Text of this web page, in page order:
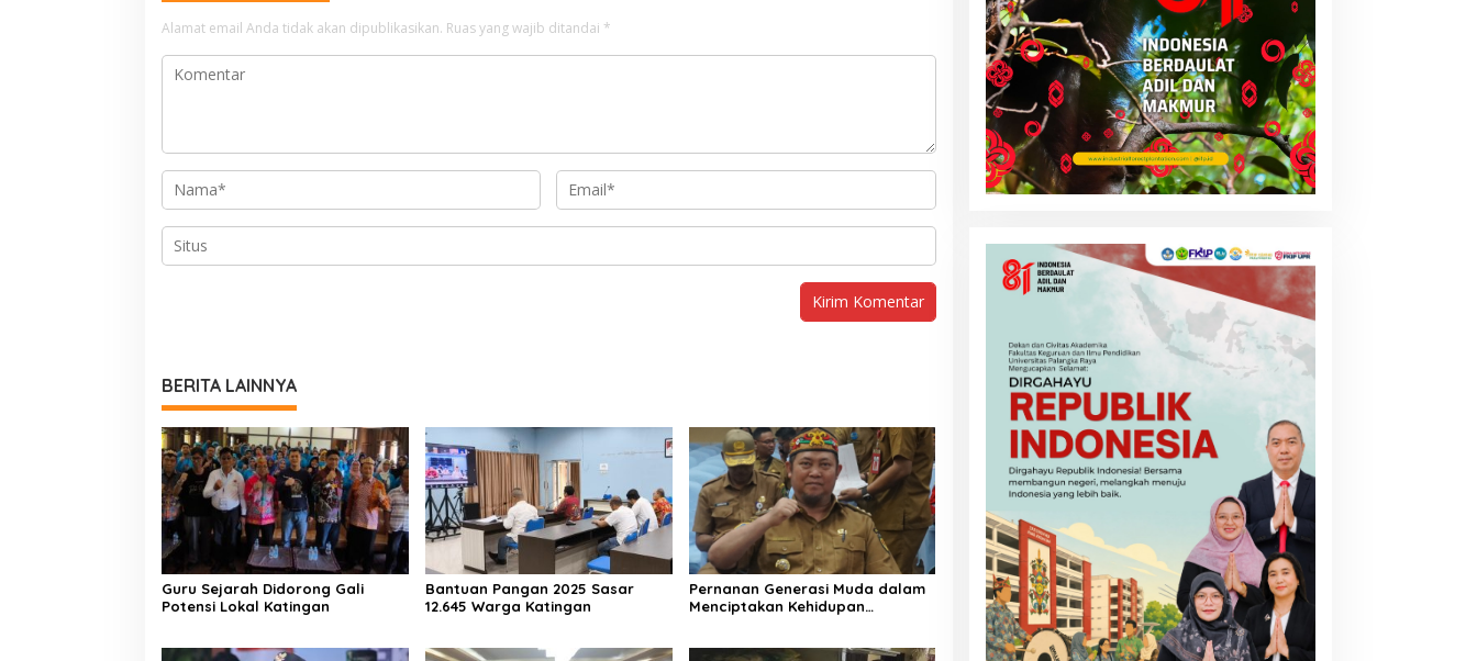
Alamat email Anda tidak akan dipublikasikan. Ruas yang wajib ditandai *
BERITA LAINNYA
Guru Sejarah Didorong Gali
Potensi Lokal Katingan
Bantuan Pangan 2025 Sasar
12.645 Warga Katingan
Pernanan Generasi Muda dalam
Menciptakan Kehidupan